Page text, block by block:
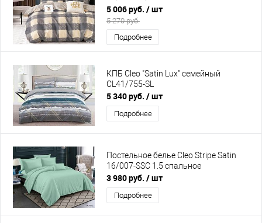
5 006 руб. / шт
5 270 руб.
Подробнее
КПБ Cleo "Satin Lux" семейный
CL41/755-SL
5 340 руб. / шт
Подробнее
Постельное белье Cleo Stripe Satin
16/007-SSC 1.5 спальное
3 980 руб. / шт
Подробнее